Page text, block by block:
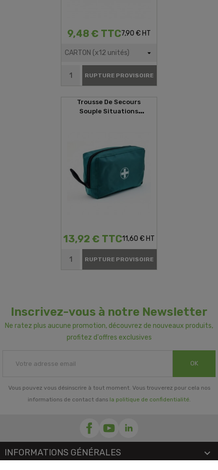
9,48 € TTC7,90 € HT
RUPTURE PROVISOIRE
Trousse De Secours
Souple Situations
13,92 € TTC11,60 € HT
RUPTURE PROVISOIRE
Inscrivez-vous à notre Newsletter
Ne ratez plus aucune promotion, découvrez de nouveaux produits,
profitez d'offres exclusives
OK
Vous pouvez vous désinscrire à tout moment. Vous trouverez pour cela nos
informations de contact dans la politique de confidentialité.
INFORMATIONS GÉNÉRALES 